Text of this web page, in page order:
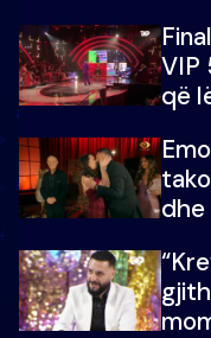
VIP
që
dhe